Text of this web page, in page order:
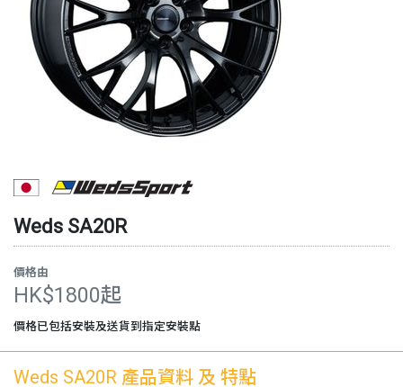
Weds SA20R
價格由
HK$1800起
價格已包括安裝及送貨到指定安裝點
Weds SA20R 產品資料 及 特點